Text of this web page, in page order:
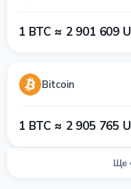
1 BTC ≈ 2 901 609
Bitcoin
1 BTC ≈ 2 905 765
Ще